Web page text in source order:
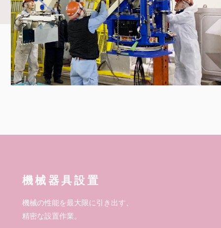
機械器具設置
機械の性能を最大限に引き出す、
精密な設置作業。